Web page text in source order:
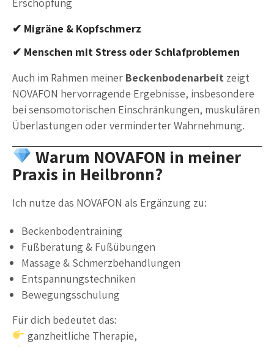
Erschöpfung
✔ Migräne & Kopfschmerz
✔ Menschen mit Stress oder Schlafproblemen
Auch im Rahmen meiner Beckenbodenarbeit zeigt
NOVAFON hervorragende Ergebnisse, insbesondere
bei sensomotorischen Einschränkungen, muskulären
Überlastungen oder verminderter Wahrnehmung.
Warum NOVAFON in meiner
Praxis in Heilbronn?
Ich nutze das NOVAFON als Ergänzung zu:
Beckenbodentraining
Fußberatung & Fußübungen
Massage & Schmerzbehandlungen
Entspannungstechniken
Bewegungsschulung
Für dich bedeutet das:
ganzheitliche Therapie,